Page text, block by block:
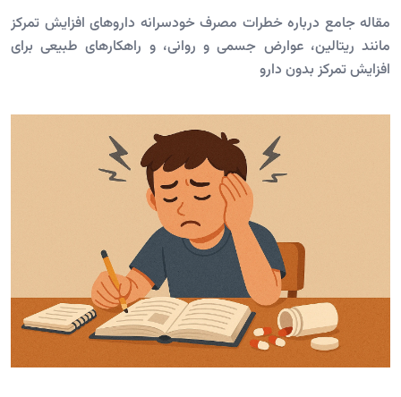
مقاله جامع درباره خطرات مصرف خودسرانه داروهای افزایش تمرکز
مانند ریتالین، عوارض جسمی و روانی، و راهکارهای طبیعی برای
افزایش تمرکز بدون دارو